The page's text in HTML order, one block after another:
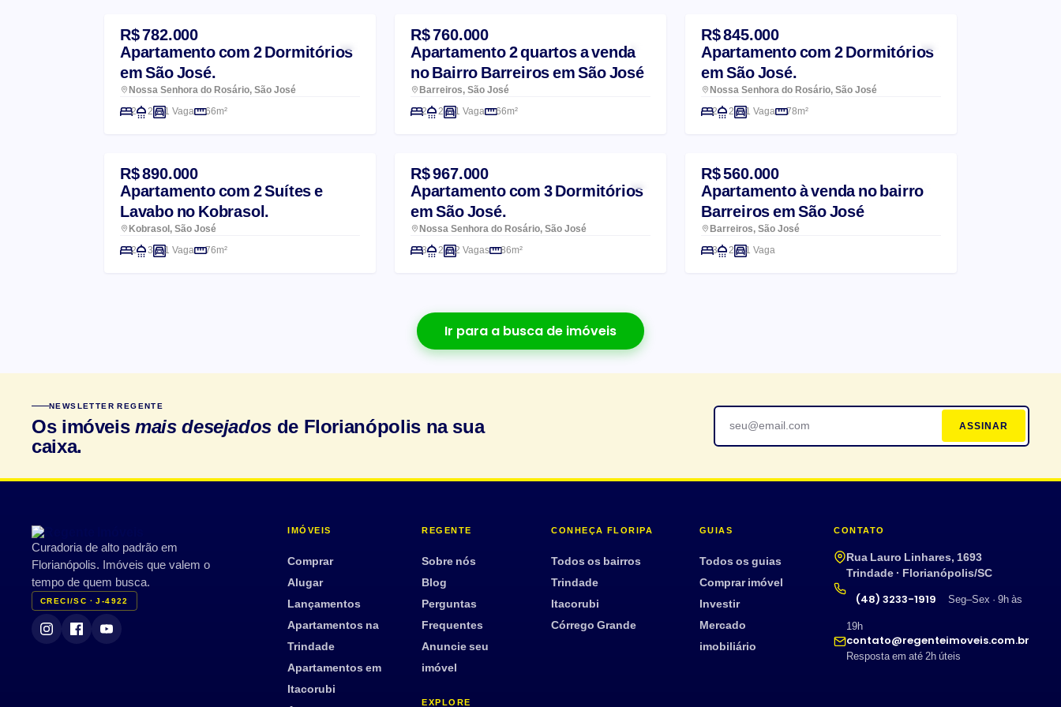
R$ 782.000
Apartamento com 2 Dormitórios
em São José.
Nossa Senhora do Rosário, São José
2 2 1 Vaga 66m²
R$ 760.000
Apartamento 2 quartos a venda
no Bairro Barreiros em São José
Barreiros, São José
2 2 1 Vaga 66m²
R$ 845.000
Apartamento com 2 Dormitórios
em São José.
Nossa Senhora do Rosário, São José
2 2 1 Vaga 78m²
R$ 890.000
Apartamento com 2 Suítes e
Lavabo no Kobrasol.
Kobrasol, São José
2 3 1 Vaga 76m²
R$ 967.000
Apartamento com 3 Dormitórios
em São José.
Nossa Senhora do Rosário, São José
3 2 2 Vagas 86m²
R$ 560.000
Apartamento à venda no bairro
Barreiros em São José
Barreiros, São José
3 2 1 Vaga
Ir para a busca de imóveis
NEWSLETTER REGENTE
Os imóveismais desejados de Florianópolis na sua
caixa.
ASSINAR
Curadoria de alto padrão em
Florianópolis. Imóveis que valem o
tempo de quem busca.
CRECI/SC · J-4922
IMÓVEIS
Comprar
Alugar
Lançamentos
Apartamentos na
Trindade
Apartamentos em
Itacorubi
REGENTE
Sobre nós
Blog
Perguntas
Frequentes
Anuncie seu
imóvel
EXPLORE
CONHEÇA FLORIPA
Todos os bairros
Trindade
Itacorubi
Córrego Grande
GUIAS
Todos os guias
Comprar imóvel
Investir
Mercado
imobiliário
CONTATO
Rua Lauro Linhares, 1693
Trindade · Florianópolis/SC
(48) 3233-1919
Seg–Sex · 9h às
19h
contato@regenteimoveis.com.br
Resposta em até 2h úteis